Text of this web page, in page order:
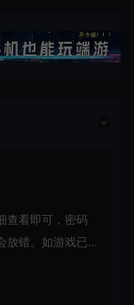
查看即可，密码
放错。如游戏已